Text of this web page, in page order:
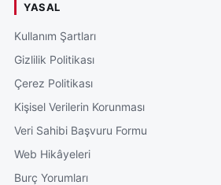
YASAL
Kullanım Şartları
Gizlilik Politikası
Çerez Politikası
Kişisel Verilerin Korunması
Veri Sahibi Başvuru Formu
Web Hikâyeleri
Burç Yorumları